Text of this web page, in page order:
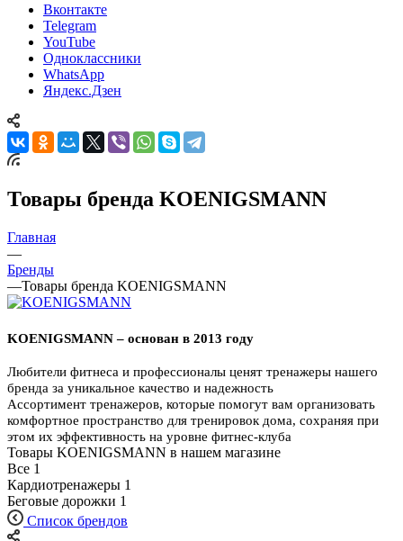
Вконтакте
Telegram
YouTube
Одноклассники
WhatsApp
Яндекс.Дзен
Товары бренда KOENIGSMANN
Главная
—
Бренды
—Товары бренда KOENIGSMANN
KOENIGSMANN – основан в 2013 году
Любители фитнеса и профессионалы ценят тренажеры нашего
бренда за уникальное качество и надежность
Ассортимент тренажеров, которые помогут вам организовать
комфортное пространство для тренировок дома, сохраняя при
этом их эффективность на уровне фитнес-клуба
Товары KOENIGSMANN в нашем магазине
Все 1
Кардиотренажеры 1
Беговые дорожки 1
Список брендов